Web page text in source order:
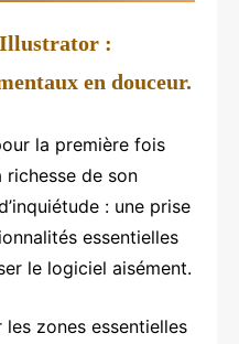
:
en douceur.
la première fois
richesse de son
: une prise
essentielles
le logiciel aisément.
zones essentielles